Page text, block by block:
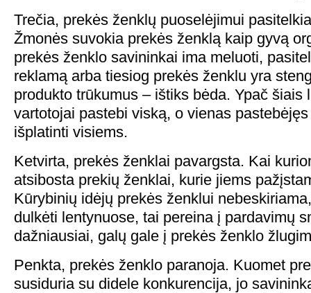
Trečia, prekės ženklų puoselėjimui
Žmonės suvokia prekės ženklą kaip gyvą
prekės ženklo savininkai ima meluoti,
reklamą arba tiesiog prekės ženklu yra
produkto trūkumus – ištiks bėda. Ypač šiais
vartotojai pastebi viską, o vienas
išplatinti visiems.
Ketvirta, prekės ženklai pavargsta. Kai
atsibosta prekių ženklai, kurie jiems
Kūrybinių idėjų prekės ženklui
dulkėti lentynuose, tai pereina į pardavimų
dažniausiai, galų gale į prekės ženklo
Penkta, prekės ženklo paranoja. Kuomet
susiduria su didele konkurencija, jo